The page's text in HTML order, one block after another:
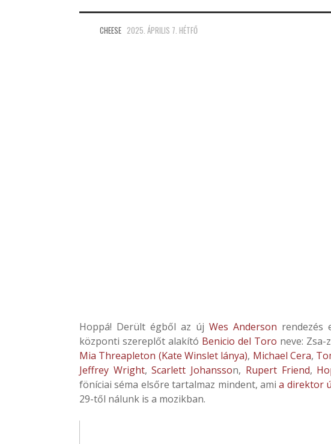
CHEESE 2025. ÁPRILIS 7. HÉTFŐ
Hoppá! Derült égből az új Wes Anderson rendezés
központi szereplőt alakító Benicio del Toro neve:
Mia Threapleton (Kate Winslet lánya), Michael Cera,
Jeffrey Wright,Scarlett Johansson, Rupert Friend,
föníciai séma elsőre tartalmaz mindent, amia direktor
29-től nálunk is a mozikban.